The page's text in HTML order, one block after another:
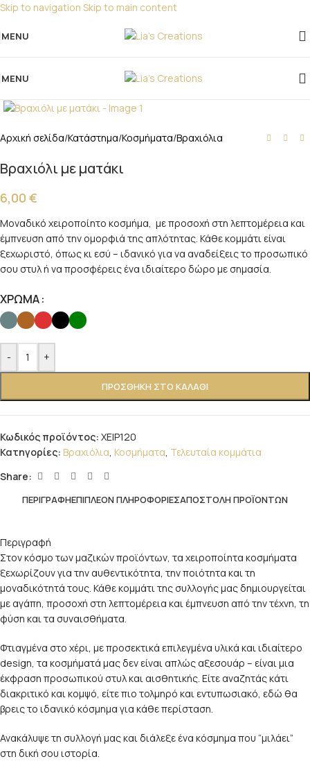
Skip to navigation Skip to main content
Για παραγγελίες για μπομπονιέρες παρακαλώ
επικοινωνήστε μαζί μας!
MENU
MENU
Αρχική σελίδα/Κατάστημα/Κοσμήματα/Βραχιόλια
Βραχιόλι με ματάκι
6,00 €
Μοναδικό χειροποίητο κοσμήμα, με προσοχή στη λεπτομέρεια και
έμπνευση από την ομορφιά της απλότητας. Κάθε κομμάτι είναι
ξεχωριστό, όπως κι εσύ – ιδανικό για να αναδείξεις το προσωπικό
σου στυλ ή να προσφέρεις ένα ιδιαίτερο δώρο με σημασία.
ΧΡΩΜΑ
- +
ΠΡΟΣΘΉΚΗ ΣΤΟ ΚΑΛΆΘΙ
Κωδικός προϊόντος: ΧΕΙΡ120
Κατηγορίες: Βραχιόλια, Κοσμήματα, Τελευταία κομμάτια
Share:
ΠΕΡΙΓΡΑΦΉΕΠΙΠΛΈΟΝ ΠΛΗΡΟΦΟΡΊΕΣΑΠΟΣΤΟΛΉ ΠΡΟΪΌΝΤΩΝ
Περιγραφή
Στον κόσμο των μαζικών προϊόντων, τα χειροποίητα κοσμήματα
ξεχωρίζουν για την αυθεντικότητα, την ποιότητα και τη
μοναδικότητά τους. Κάθε κομμάτι της συλλογής μας δημιουργείται
με αγάπη, προσοχή στη λεπτομέρεια και έμπνευση από την τέχνη, τη
φύση και τα συναισθήματα.
Φτιαγμένα στο χέρι, με προσεκτικά επιλεγμένα υλικά και ιδιαίτερο
design, τα κοσμήματά μας δεν είναι απλώς αξεσουάρ – είναι μια
έκφραση προσωπικού στυλ και αισθητικής. Είτε αναζητάς κάτι
διακριτικό και κομψό, είτε πιο τολμηρό και εντυπωσιακό, εδώ θα
βρεις το ιδανικό κόσμημα για κάθε περίσταση.
Ανακάλυψε τη συλλογή μας και διάλεξε ένα κόσμημα που “μιλάει”
στη δική σου ιστορία.